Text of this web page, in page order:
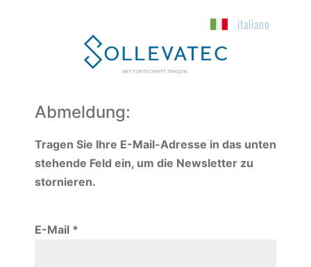
italiano
Abmeldung:
Tragen Sie Ihre E-Mail-Adresse in das unten
stehende Feld ein, um die Newsletter zu
stornieren.
E-Mail